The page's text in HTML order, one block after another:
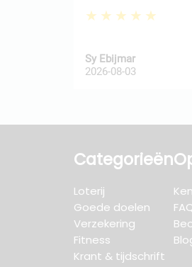
★★★★★
Sy Ebijmar
2026-08-03
Categorieën
Loterij
Goede doelen
Verzekering
Fitness
Krant & tijdschrift